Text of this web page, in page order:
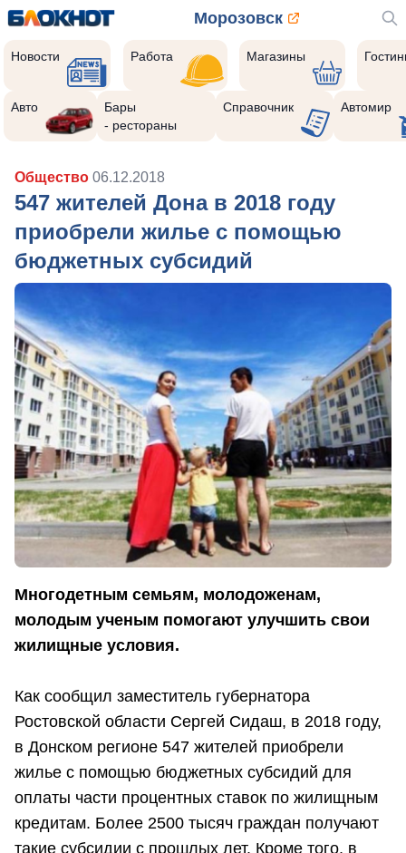
Морозовск
Новости Работа Магазины
Авто
Бары
- рестораны
Справочник Автомир
Общество 06.12.2018
547 жителей Дона в 2018 году
приобрели жилье с помощью
бюджетных субсидий
Многодетным семьям, молодоженам,
молодым ученым помогают улучшить свои
жилищные условия.
Как сообщил заместитель губернатора
Ростовской области Сергей Сидаш, в 2018 году,
в Донском регионе 547 жителей приобрели
жилье с помощью бюджетных субсидий для
оплаты части процентных ставок по жилищным
кредитам. Более 2500 тысяч граждан получают
такие субсидии с прошлых лет. Кроме того, в